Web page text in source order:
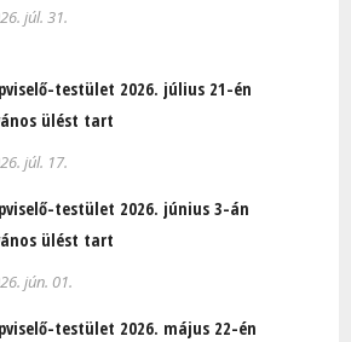
júl. 31.
testület 2026. július 21-én
ülést tart
júl. 17.
testület 2026. június 3-án
ülést tart
jún. 01.
testület 2026. május 22-én